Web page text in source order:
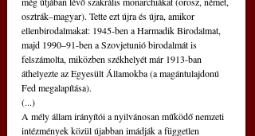
osztrák–magyar). Tette ezt újra és újra, amikor
ellenbirodalmakat: 1945-ben a Harmadik Birodalmat,
majd 1990–91-ben a Szovjetunió birodalmát is
felszámolta, miközben székhelyét már 1913-ban
áthelyezte az Egyesült Államokba (a magántulajdonú
Fed megalapítása).
(...)
A mély állam irányítói a nyilvánosan működő nemzeti
intézmények közül újabban imádják a független